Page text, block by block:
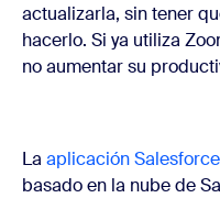
actualizarla, sin tener
hacerlo. Si ya utiliza
no aumentar su
La aplicación
basado en la nube de